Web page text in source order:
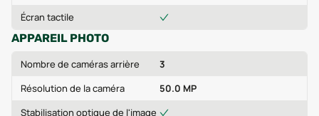
Écran tactile
APPAREIL PHOTO
Nombre de caméras arrière
3
Résolution de la caméra
50.0 MP
Stabilisation optique de l'image